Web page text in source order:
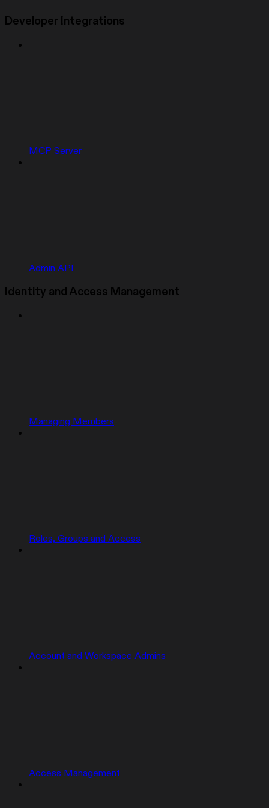
Developer Integrations
MCP Server
Admin API
Identity and Access Management
Managing Members
Roles, Groups and Access
Account and Workspace Admins
Access Management